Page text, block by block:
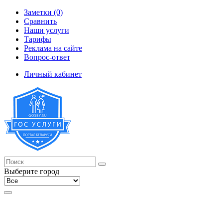
Заметки (0)
Сравнить
Наши услуги
Тарифы
Реклама на сайте
Вопрос-ответ
Личный кабинет
Выберите город